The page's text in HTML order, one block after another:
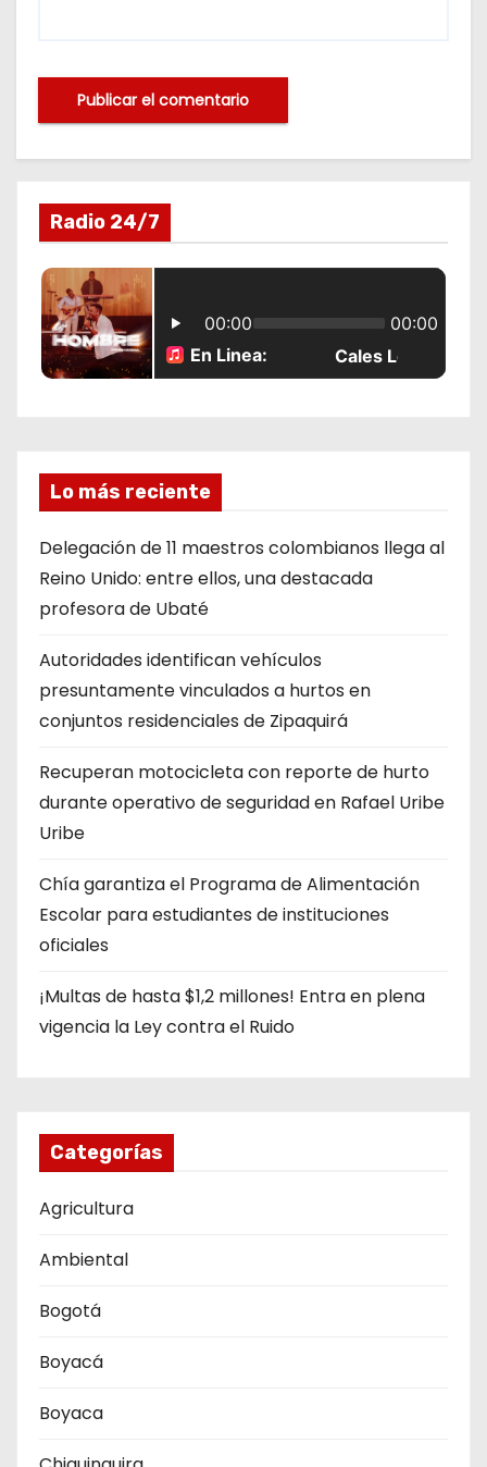
Radio 24/7
Lo más reciente
Delegación de 11 maestros colombianos llega al
Reino Unido: entre ellos, una destacada
profesora de Ubaté
Autoridades identifican vehículos
presuntamente vinculados a hurtos en
conjuntos residenciales de Zipaquirá
Recuperan motocicleta con reporte de hurto
durante operativo de seguridad en Rafael Uribe
Uribe
Chía garantiza el Programa de Alimentación
Escolar para estudiantes de instituciones
oficiales
¡Multas de hasta $1,2 millones! Entra en plena
vigencia la Ley contra el Ruido
Categorías
Agricultura
Ambiental
Bogotá
Boyacá
Boyaca